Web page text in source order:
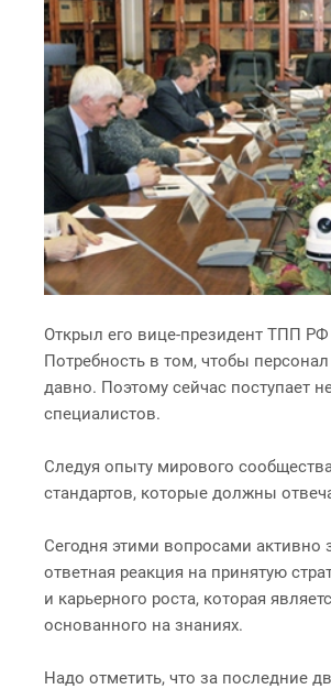
Открыл его вице-президент ТПП
Потребность в том, чтобы
давно. Поэтому сейчас поступает
специалистов.
Следуя опыту мирового
стандартов, которые должны
Сегодня этими вопросами активно
ответная реакция на принятую
и карьерного роста, которая
основанного на знаниях.
Надо отметить, что за последние